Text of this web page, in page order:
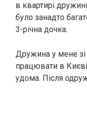
в квартирі
було занадто
3-річна дочка.
Дружина у мене зі
працювати в
удома. Після